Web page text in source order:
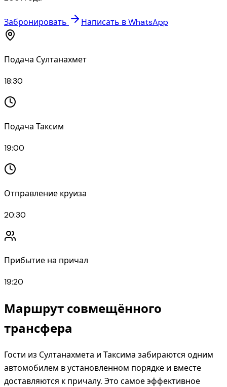
Забронировать Написать в WhatsApp
Подача Султанахмет
18:30
Подача Таксим
19:00
Отправление круиза
20:30
Прибытие на причал
19:20
Маршрут совмещённого
трансфера
Гости из Султанахмета и Таксима забираются одним
автомобилем в установленном порядке и вместе
доставляются к причалу. Это самое эффективное